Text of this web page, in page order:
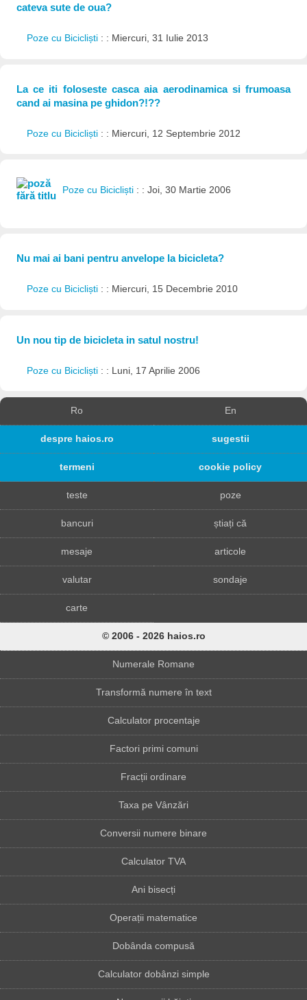
cateva sute de oua?
Poze cu Bicicliști : : Miercuri, 31 Iulie 2013
La ce iti foloseste casca aia aerodinamica si frumoasa
cand ai masina pe ghidon?!??
Poze cu Bicicliști : : Miercuri, 12 Septembrie 2012
Poze cu Bicicliști : : Joi, 30 Martie 2006
Nu mai ai bani pentru anvelope la bicicleta?
Poze cu Bicicliști : : Miercuri, 15 Decembrie 2010
Un nou tip de bicicleta in satul nostru!
Poze cu Bicicliști : : Luni, 17 Aprilie 2006
Ro En
despre haios.ro sugestii
termeni cookie policy
teste poze
bancuri știați că
mesaje articole
valutar sondaje
carte
© 2006 - 2026 haios.ro
Numerale Romane
Transformă numere în text
Calculator procentaje
Factori primi comuni
Fracții ordinare
Taxa pe Vânzări
Conversii numere binare
Calculator TVA
Ani bisecți
Operații matematice
Dobânda compusă
Calculator dobânzi simple